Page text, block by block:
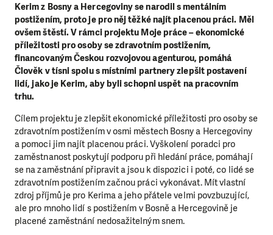
Kerim z Bosny a Hercegoviny se narodil s mentálním
postižením, proto je pro něj těžké najít placenou práci. Měl
ovšem štěstí. V rámci projektu Moje práce – ekonomické
příležitosti pro osoby se zdravotním postižením,
financovaným Českou rozvojovou agenturou, pomáhá
Člověk v tísni spolu s místními partnery zlepšit postavení
lidí, jako je Kerim, aby byli schopni uspět na pracovním
trhu.
Cílem projektu je zlepšit ekonomické příležitosti pro osoby se
zdravotním postižením v osmi městech Bosny a Hercegoviny
a pomoci jim najít placenou práci. Vyškolení poradci pro
zaměstnanost poskytují podporu při hledání práce, pomáhají
se na zaměstnání připravit a jsou k dispozici i poté, co lidé se
zdravotním postižením začnou práci vykonávat. Mít vlastní
zdroj příjmů je pro Kerima a jeho přátele velmi povzbuzující,
ale pro mnoho lidí s postižením v Bosně a Hercegovině je
placené zaměstnání nedosažitelným snem.